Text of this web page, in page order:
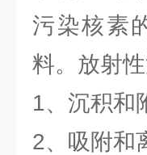
污染核素
料。放射
1、沉积和
2、吸附和